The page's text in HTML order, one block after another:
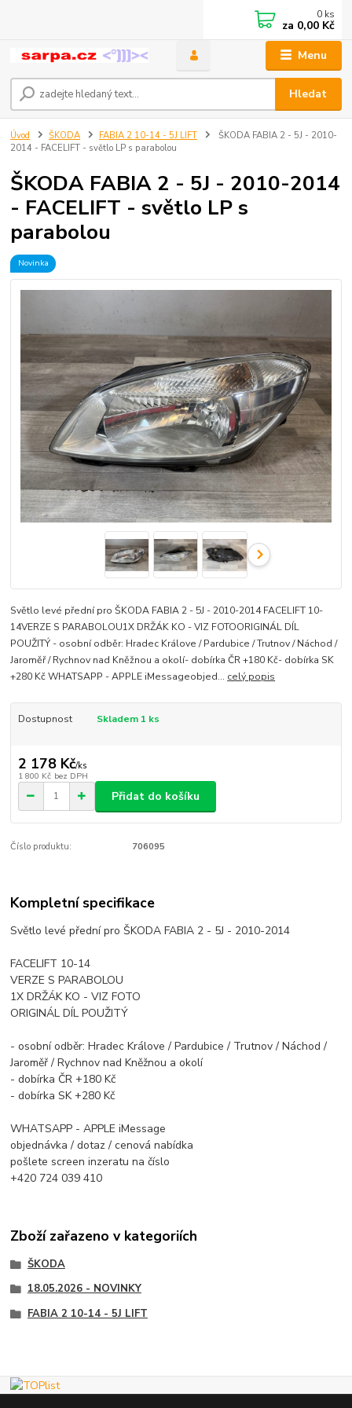
Menu
Hledat
0 ks
za 0,00 Kč
Úvod ŠKODA FABIA 2 10-14 - 5J LIFT
ŠKODA FABIA 2 - 5J - 2010-
2014 - FACELIFT - světlo LP s parabolou
ŠKODA FABIA 2 - 5J - 2010-2014
- FACELIFT - světlo LP s
parabolou
Novinka
Světlo levé přední pro ŠKODA FABIA 2 - 5J - 2010-2014 FACELIFT 10-
14VERZE S PARABOLOU1X DRŽÁK KO - VIZ FOTOORIGINÁL DÍL
POUŽITÝ - osobní odběr: Hradec Králove / Pardubice / Trutnov / Náchod /
Jaroměř / Rychnov nad Kněžnou a okolí- dobírka ČR +180 Kč- dobírka SK
+280 Kč WHATSAPP - APPLE iMessageobjed... celý popis
Dostupnost Skladem 1 ks
2 178 Kč/ks
1 800 Kč bez DPH
Přidat do košíku
Číslo produktu: 706095
Kompletní specifikace
Světlo levé přední pro ŠKODA FABIA 2 - 5J - 2010-2014
FACELIFT 10-14
VERZE S PARABOLOU
1X DRŽÁK KO - VIZ FOTO
ORIGINÁL DÍL POUŽITÝ
- osobní odběr: Hradec Králove / Pardubice / Trutnov / Náchod /
Jaroměř / Rychnov nad Kněžnou a okolí
- dobírka ČR +180 Kč
- dobírka SK +280 Kč
WHATSAPP - APPLE iMessage
objednávka / dotaz / cenová nabídka
pošlete screen inzeratu na číslo
+420 724 039 410
Zboží zařazeno v kategoriích
ŠKODA
18.05.2026 - NOVINKY
FABIA 2 10-14 - 5J LIFT